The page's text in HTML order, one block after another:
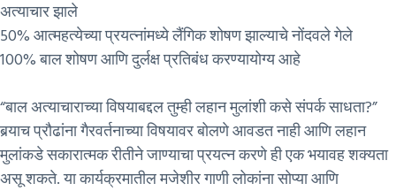
अत्याचार झाले
50% आत्महत्येच्या प्रयत्नांमध्ये लैंगिक शोषण झाल्याचे नोंदवले गेले
100% बाल शोषण आणि दुर्लक्ष प्रतिबंध करण्यायोग्य आहे
“बाल अत्याचाराच्या विषयाबद्दल तुम्ही लहान मुलांशी कसे संपर्क साधता?”
बर्‍याच प्रौढांना गैरवर्तनाच्या विषयावर बोलणे आवडत नाही आणि लहान
मुलांकडे सकारात्मक रीतीने जाण्याचा प्रयत्न करणे ही एक भयावह शक्यता
असू शकते. या कार्यक्रमातील मजेशीर गाणी लोकांना सोप्या आणि